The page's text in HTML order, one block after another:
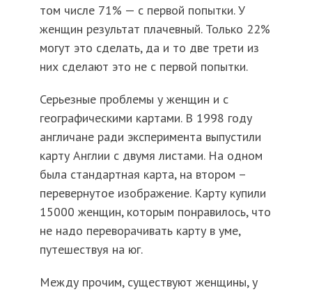
том числе 71% — с первой попытки. У
женщин результат плачевный. Только 22%
могут это сделать, да и то две трети из
них сделают это не с первой попытки.
Серьезные проблемы у женщин и с
географическими картами. В 1998 году
англичане ради эксперимента выпустили
карту Англии с двумя листами. На одном
была стандартная карта, на втором –
перевернутое изображение. Карту купили
15000 женщин, которым понравилось, что
не надо переворачивать карту в уме,
путешествуя на юг.
Между прочим, существуют женщины, у